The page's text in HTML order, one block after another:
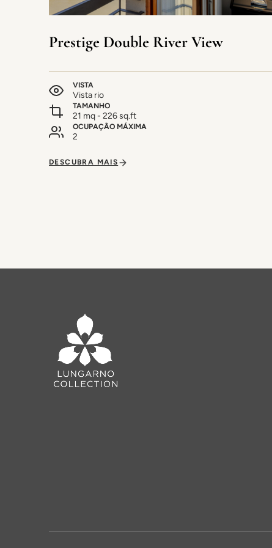
Prestige Double River View
VISTA
Vista rio
TAMANHO
21 mq - 226 sq.ft
OCUPAÇÃO MÁXIMA
2
DESCUBRA MAIS